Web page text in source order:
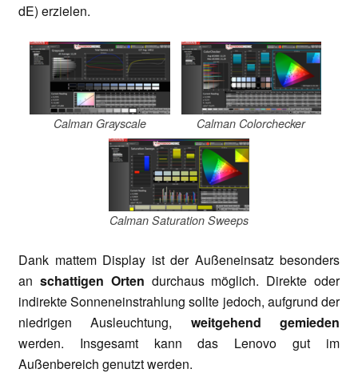
dE) erzielen.
Calman Grayscale Calman Colorchecker
Calman Saturation Sweeps
Dank mattem Display ist der Außeneinsatz besonders
an schattigen Orten durchaus möglich. Direkte oder
indirekte Sonneneinstrahlung sollte jedoch, aufgrund der
niedrigen Ausleuchtung, weitgehend gemieden
werden. Insgesamt kann das Lenovo gut im
Außenbereich genutzt werden.